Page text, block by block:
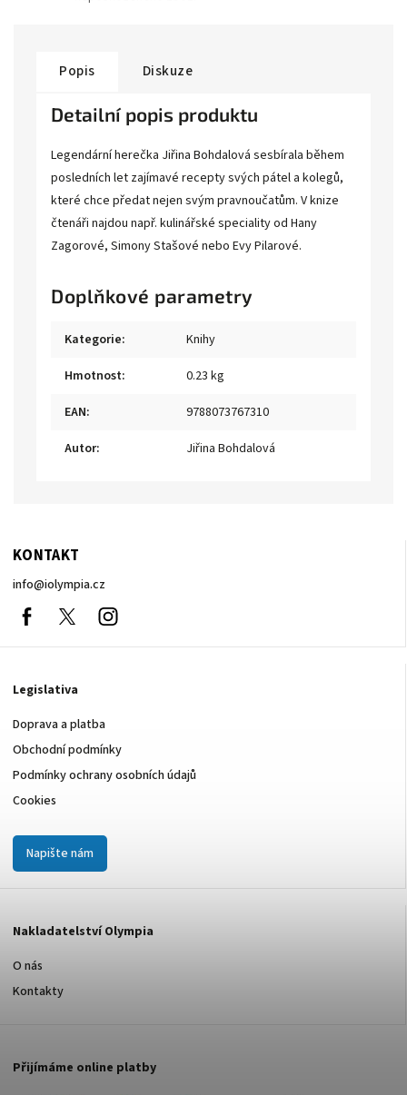
Popis Diskuze
Detailní popis produktu
Legendární herečka Jiřina Bohdalová sesbírala během
posledních let zajímavé recepty svých pátel a kolegů,
které chce předat nejen svým pravnoučatům. V knize
čtenáři najdou např. kulinářské speciality od Hany
Zagorové, Simony Stašové nebo Evy Pilarové.
Doplňkové parametry
Kategorie:
Knihy
Hmotnost:
0.23 kg
EAN:
9788073767310
Autor: Jiřina Bohdalová
KONTAKT
info@iolympia.cz
Facebook nolympia61611
Legislativa
Doprava a platba
Obchodní podmínky
Podmínky ochrany osobních údajů
Cookies
Napište nám
Nakladatelství Olympia
O nás
Kontakty
Přijímáme online platby